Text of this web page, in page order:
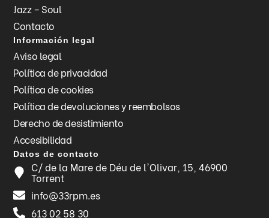
Jazz – Soul
Contacto
Información legal
Aviso legal
Política de privacidad
Política de cookies
Política de devoluciones y reembolsos
Derecho de desistimiento
Accesibilidad
Datos de contacto
C/ de la Mare de Déu de l'Olivar, 15, 46900
Torrent
info@33rpm.es
613 02 58 30